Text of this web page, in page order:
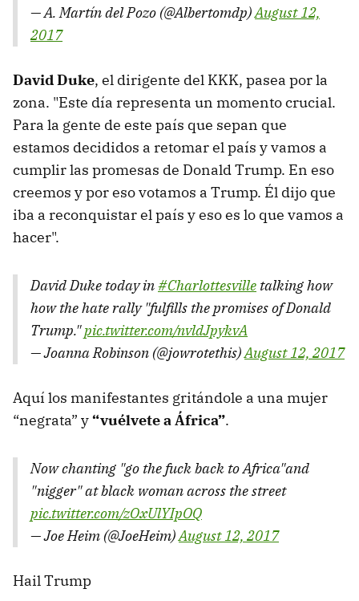
— A. Martín del Pozo (@Albertomdp)August 12,
2017
David Duke, el dirigente del KKK, pasea por la
zona. "Este día representa un momento crucial.
Para la gente de este país que sepan que
estamos decididos a retomar el país y vamos a
cumplir las promesas de Donald Trump. En eso
creemos y por eso votamos a Trump. Él dijo que
iba a reconquistar el país y eso es lo que vamos a
hacer".
David Duke today in#Charlottesville talking how
how the hate rally "fulfills the promises of Donald
Trump."pic.twitter.com/nvldJpykvA
— Joanna Robinson (@jowrotethis)August 12, 2017
Aquí los manifestantes gritándole a una mujer
“negrata” y“vuélvete a África”.
Now chanting "go the fuck back to Africa"and
"nigger" at black woman across the street
pic.twitter.com/zOxUlYIpOQ
— Joe Heim (@JoeHeim)August 12, 2017
Hail Trump